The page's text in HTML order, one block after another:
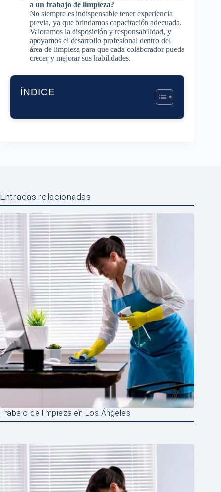
a un trabajo de limpieza?
No siempre es indispensable tener experiencia
previa, ya que brindamos capacitación adecuada.
Valoramos la disposición y responsabilidad, y
apoyamos el desarrollo profesional dentro del
área de limpieza para que cada colaborador pueda
crecer y mejorar sus habilidades.
ÍNDICE
Entradas relacionadas
Trabajo de limpieza en Los Ángeles